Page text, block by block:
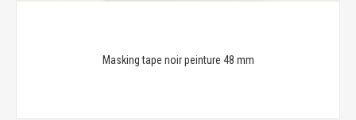
Masking tape noir peinture 48 mm